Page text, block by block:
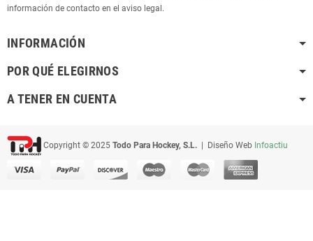
información de contacto en el aviso legal.
INFORMACIÓN
POR QUÉ ELEGIRNOS
A TENER EN CUENTA
Copyright © 2025 Todo Para Hockey, S.L. | Diseño Web Infoactiu